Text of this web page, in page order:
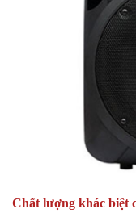
Chất lượng khác biệt